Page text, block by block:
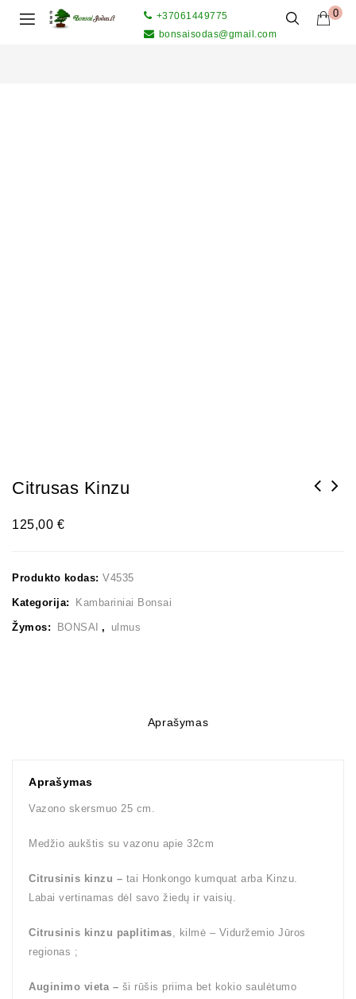
0
+37061449775
bonsaisodas@gmail.com
Citrusas Kinzu
125,00€
Produkto kodas: V4535
Kategorija: Kambariniai Bonsai
Žymos: BONSAI , ulmus
Aprašymas
Aprašymas
Vazono skersmuo 25 cm.
Medžio aukštis su vazonu apie 32cm
Citrusinis kinzu – tai Honkongo kumquat arba Kinzu.
Labai vertinamas dėl savo žiedų ir vaisių.
Citrusinis kinzu paplitimas, kilmė – Viduržemio Jūros
regionas ;
Auginimo vieta – ši rūšis priima bet kokio saulėtumo